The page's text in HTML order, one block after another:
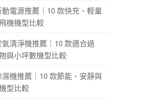
動電源推薦｜10 款快充、輕量
機機型比較
氣清淨機推薦｜10 款適合過
與小坪數機型比較
濕機推薦｜10 款節能、安靜與
型比較